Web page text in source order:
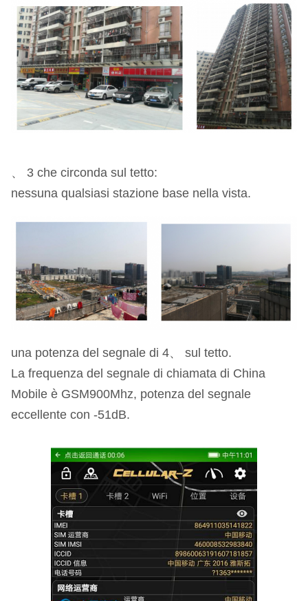
、 3 che circonda sul tetto:
nessuna qualsiasi stazione base nella vista.
una potenza del segnale di 4、 sul tetto.
La frequenza del segnale di chiamata di China
Mobile è GSM900Mhz, potenza del segnale
eccellente con -51dB.